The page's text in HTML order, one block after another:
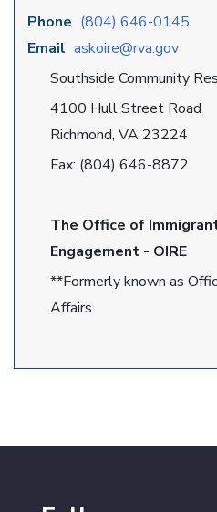
Phone (804) 646-0145
Email askoire@rva.gov
Southside Community
4100 Hull Street Road
Richmond, VA 23224
Fax: (804) 646-8872
The Office of
Engagement - OIRE
**Formerly known as
Affairs